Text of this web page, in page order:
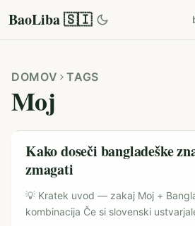
BaoLiba 🇸🇮
DOMOV TAGS
Moj
Kako doseči bangladeške
zmagati
💡 Kratek uvod — zakaj Moj +
kombinacija Če si slovenski